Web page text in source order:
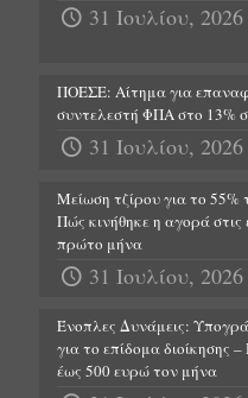
31 Ιουλίου, 2026
ΠΟΕΣΕ: Αίτημα για
συντελεστή ΦΠΑ στο 13%
31 Ιουλίου, 2026
Μείωση τζίρου για το 55%
Πώς κινήθηκε η αγορά στις
πρώτο μήνα
31 Ιουλίου, 2026
Ένοπλες Δυνάμεις:
για το επίδομα διοίκησης
έως 500 ευρώ τον μήνα